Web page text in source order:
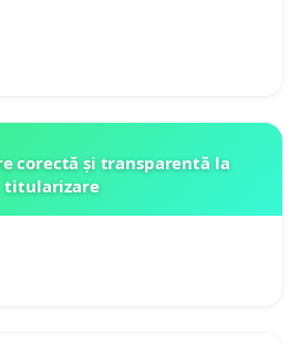
corectă și transparentă la
titularizare